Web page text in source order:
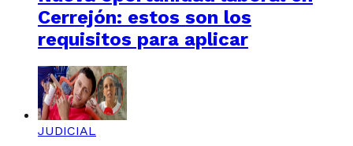
Cerrejón: estos son los
requisitos para aplicar
JUDICIAL